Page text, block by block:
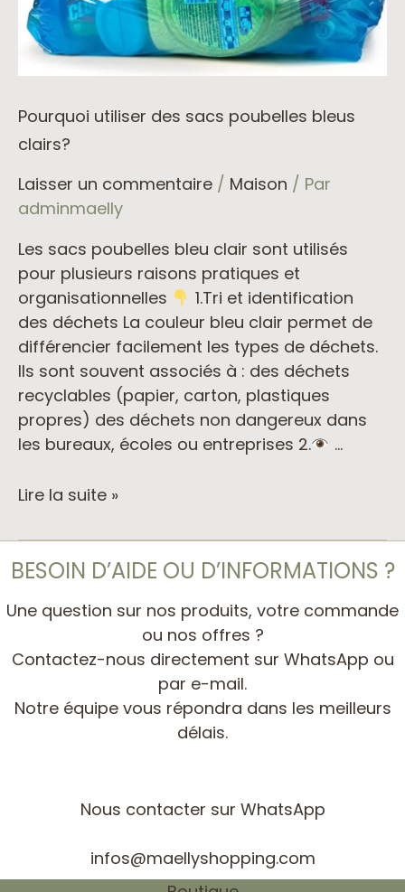
Pourquoi utiliser des sacs poubelles bleus
clairs?
Laisser un commentaire / Maison / Par
adminmaelly
Les sacs poubelles bleu clair sont utilisés
pour plusieurs raisons pratiques et
organisationnelles
1.Tri et identification
des déchets La couleur bleu clair permet de
différencier facilement les types de déchets.
Ils sont souvent associés à : des déchets
recyclables (papier, carton, plastiques
propres) des déchets non dangereux dans
les bureaux, écoles ou entreprises 2.
…
Lire la suite »
BESOIN D’AIDE OU D’INFORMATIONS ?
Une question sur nos produits, votre commande
ou nos offres ?
Contactez-nous directement sur WhatsApp ou
par e-mail.
Notre équipe vous répondra dans les meilleurs
délais.
Nous contacter sur WhatsApp
infos@maellyshopping.com